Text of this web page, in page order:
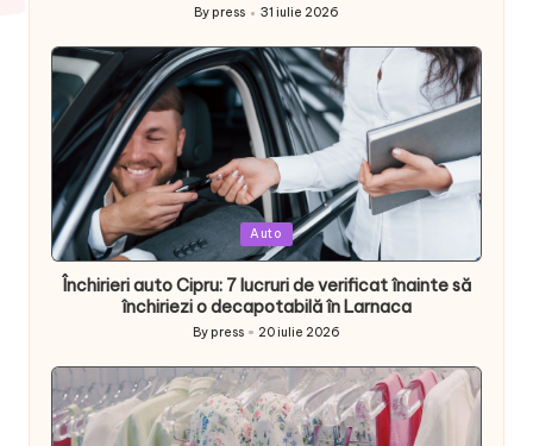
Posted
by
By press 31 iulie 2026
Posted
in
Auto
Închirieri auto Cipru: 7 lucruri de verificat înainte să
închiriezi o decapotabilă în Larnaca
Posted
By press 20 iulie 2026